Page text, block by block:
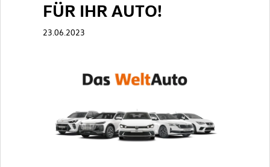
FÜR IHR AUTO!
23.06.2023